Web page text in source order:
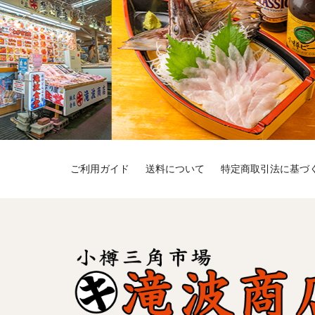
ご利用ガイド 送料について 特定商取引法に基づ